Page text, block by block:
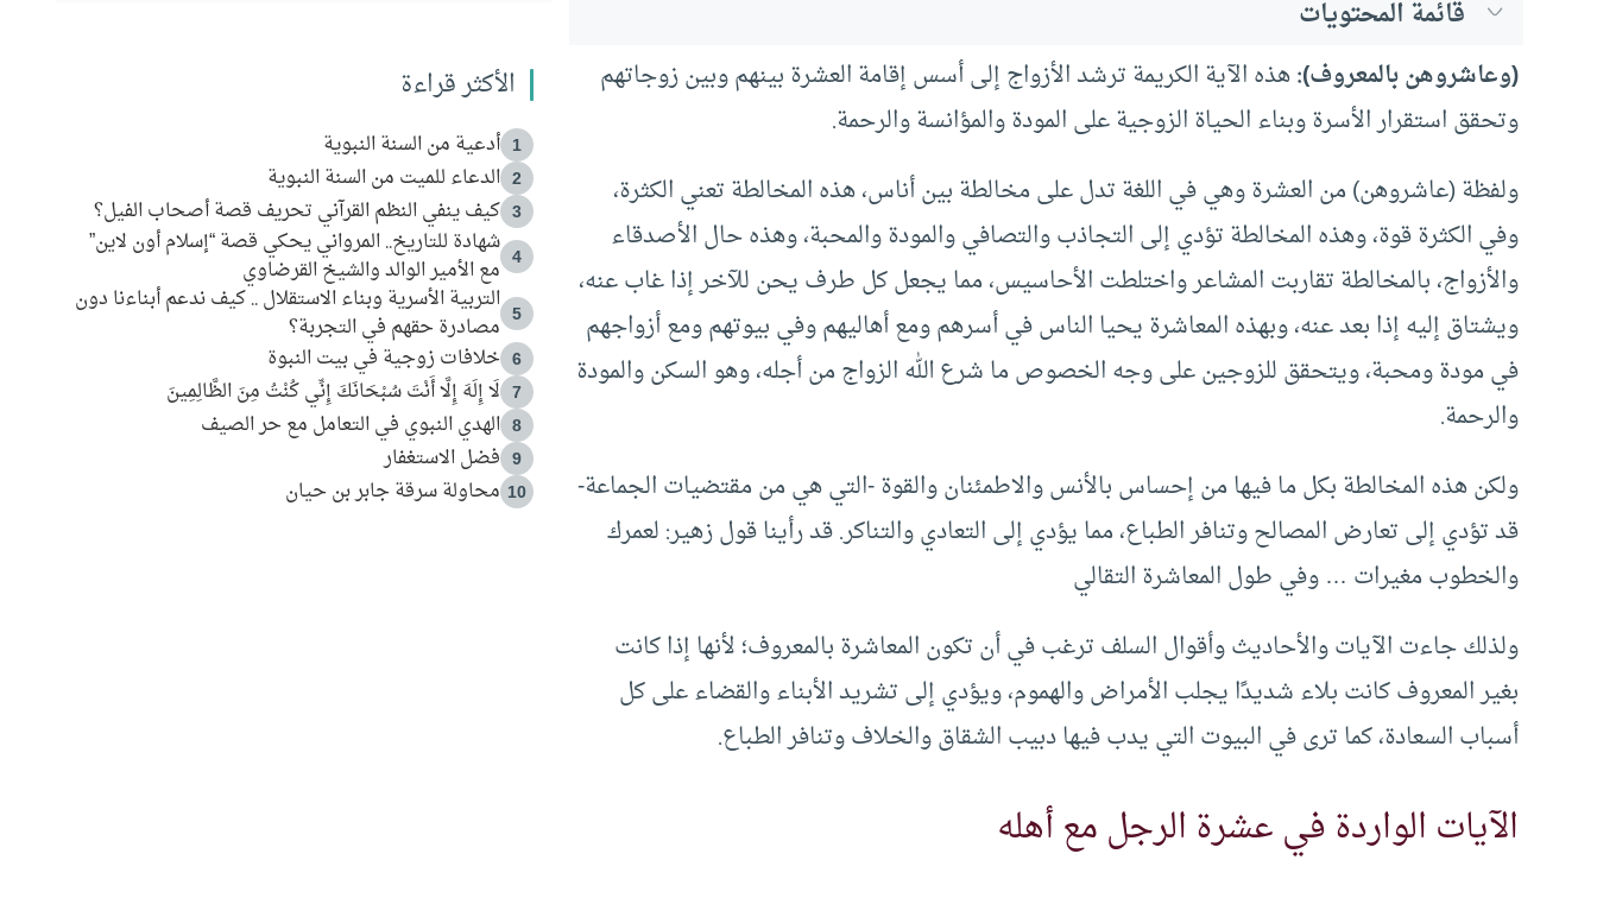
قائمة المحتويات
(وعاشروهن بالمعروف):هذه الآية الكريمة ترشد الأزواج إلى أسس إقامة العشرة بينهم وبين زوجاتهم
وتحقق استقرار الأسرة وبناء الحياة الزوجية على المودة والمؤانسة والرحمة.
ولفظة (عاشروهن) من العشرة وهي في اللغة تدل على مخالطة بين أناس، هذه المخالطة تعني الكثرة،
وفي الكثرة قوة، وهذه المخالطة تؤدي إلى التجاذب والتصافي والمودة والمحبة، وهذه حال الأصدقاء
والأزواج، بالمخالطة تقاربت المشاعر واختلطت الأحاسيس، مما يجعل كل طرف يحن للآخر إذا غاب عنه،
ويشتاق إليه إذا بعد عنه، وبهذه المعاشرة يحيا الناس في أسرهم ومع أهاليهم وفي بيوتهم ومع أزواجهم
في مودة ومحبة، ويتحقق للزوجين على وجه الخصوص ما شرع الله الزواج من أجله، وهو السكن والمودة
والرحمة.
ولكن هذه المخالطة بكل ما فيها من إحساس بالأنس والاطمئنان والقوة -التي هي من مقتضيات الجماعة-
قد تؤدي إلى تعارض المصالح وتنافر الطباع، مما يؤدي إلى التعادي والتناكر. قد رأينا قول زهير: لعمرك
والخطوب مغيرات … وفي طول المعاشرة التقالي
ولذلك جاءت الآيات والأحاديث وأقوال السلف ترغب في أن تكون المعاشرة بالمعروف؛ لأنها إذا كانت
بغير المعروف كانت بلاء شديدًا يجلب الأمراض والهموم، ويؤدي إلى تشريد الأبناء والقضاء على كل
أسباب السعادة، كما ترى في البيوت التي يدب فيها دبيب الشقاق والخلاف وتنافر الطباع.
الآيات الواردة في عشرة الرجل مع أهله
الأكثر قراءة
1 أدعية من السنة النبوية
2 الدعاء للميت من السنة النبوية
3 كيف ينفي النظم القرآني تحريف قصة أصحاب الفيل؟
4
شهادة للتاريخ.. المرواني يحكي قصة “إسلام أون لاين”
مع الأمير الوالد والشيخ القرضاوي
5
التربية الأسرية وبناء الاستقلال .. كيف ندعم أبناءنا دون
مصادرة حقهم في التجربة؟
6 خلافات زوجية في بيت النبوة
7 لَا إِلَهَ إِلَّا أَنْتَ سُبْحَانَكَ إِنِّي كُنْتُ مِنَ الظَّالِمِينَ
8 الهدي النبوي في التعامل مع حر الصيف
9 فضل الاستغفار
10 محاولة سرقة جابر بن حيان